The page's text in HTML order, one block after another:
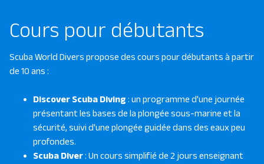
Cours pour débutants
Scuba World Divers propose des cours pour débutants à partir
de 10 ans :
Discover Scuba Diving : un programme d'une journée
présentant les bases de la plongée sous-marine et la
sécurité, suivi d'une plongée guidée dans des eaux peu
profondes.
Scuba Diver: Un cours simplifié de 2 jours enseignant